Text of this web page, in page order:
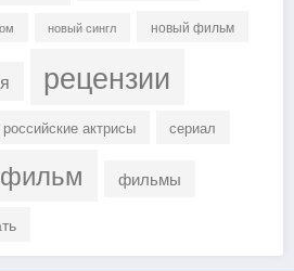
новый сингл новый фильм
рецензии
российские актрисы сериал
фильм фильмы